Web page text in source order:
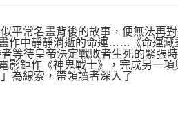
平常名畫背後的故事，便無法再
作中靜靜消逝的命運……《命運
等待皇帝決定戰敗者生死的緊張
鉅作《神鬼戰士》，完成另一項
為線索，帶領讀者深入了